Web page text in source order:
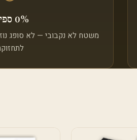
0% ספיגה
משטח לא נקבובי — לא סופג